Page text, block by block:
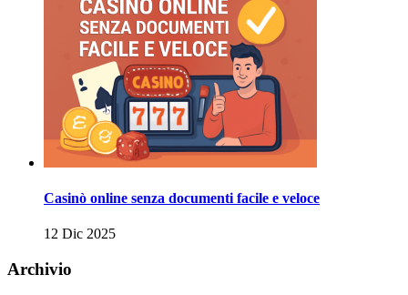
Casinò online senza documenti facile e veloce
12 Dic 2025
Archivio